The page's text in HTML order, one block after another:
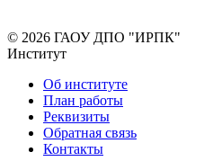
© 2026 ГАОУ ДПО "ИРПК"
Институт
Об институте
План работы
Реквизиты
Обратная связь
Контакты